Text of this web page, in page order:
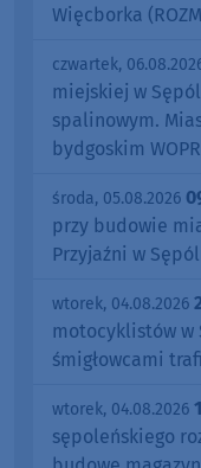
Więcborka
czwartek,
miejskiej w
spalinowym.
bydgoskim
środa, 05.08.2026
przy budowie
Przyjaźni w
wtorek, 04.08.2026
motocyklistów w
śmigłowcami
wtorek, 04.08.2026
sępoleńskiego